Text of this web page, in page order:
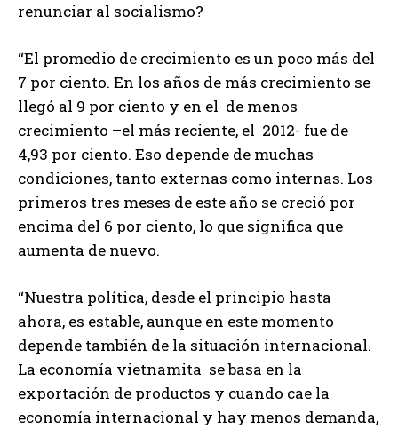
renunciar al socialismo?
“El promedio de crecimiento es un poco más del
7 por ciento. En los años de más crecimiento se
llegó al 9 por ciento y en el de menos
crecimiento –el más reciente, el 2012- fue de
4,93 por ciento. Eso depende de muchas
condiciones, tanto externas como internas. Los
primeros tres meses de este año se creció por
encima del 6 por ciento, lo que significa que
aumenta de nuevo.
“Nuestra política, desde el principio hasta
ahora, es estable, aunque en este momento
depende también de la situación internacional.
La economía vietnamita se basa en la
exportación de productos y cuando cae la
economía internacional y hay menos demanda,